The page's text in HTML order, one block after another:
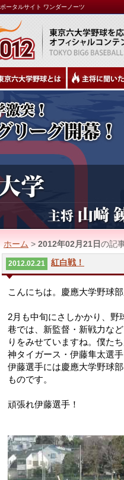
ータルサイト ワンダーノーツ
ホーム > 2012年02月21日 の記
2012.02.21 紅白戦！
こんにちは。慶應大学野球
2月も中旬にさしかかり、野
巷では、新監督・新戦力な
りをみせていますね。僕た
神タイガース・伊藤隼太選
伊藤選手には慶應大学野球
ものです。
頑張れ伊藤選手！